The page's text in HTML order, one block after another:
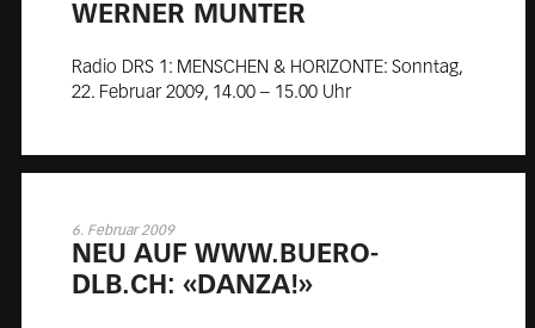
WER­NER MUN­TER
Radio DRS 1: MENSCHEN & HORIZONTE: Sonntag,
22. Februar 2009, 14.00 – 15.00 Uhr
6. Februar 2009
NEU AUF WWW.BUE­RO-
DLB.CH: «DAN­ZA!»